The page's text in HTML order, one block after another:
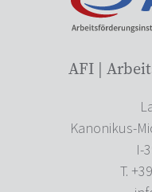
AFI |
Kanonikus-
I-
T.